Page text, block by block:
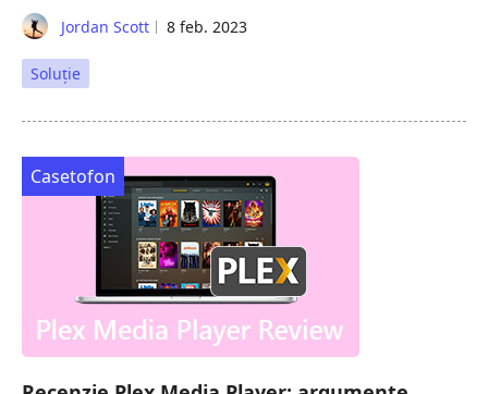
Jordan Scott 8 feb. 2023
Soluţie
Casetofon